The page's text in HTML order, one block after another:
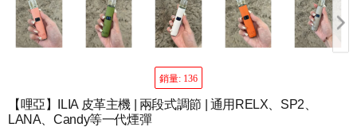
銷量: 136
【哩亞】ILIA 皮革主機 | 兩段式調節 | 通用RELX、SP2、
LANA、Candy等一代煙彈